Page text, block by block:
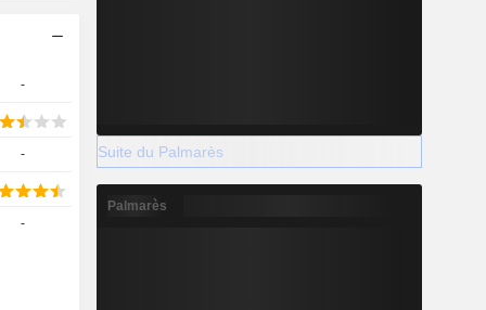
-
-
-
Suite du Palmarès
Palmarès